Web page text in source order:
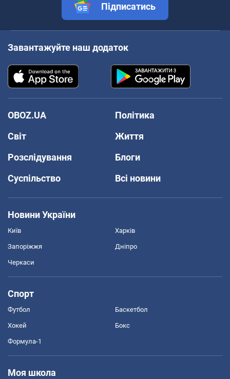
Підписатись
Завантажуйте наш додаток
OBOZ.UA
Політика
Світ
Життя
Розслідування
Блоги
Суспільство
Всі новини
Новини України
Київ Харків
Запоріжжя Дніпро
Черкаси
Спорт
Футбол Баскетбол
Хокей Бокс
Формула-1
Моя школа